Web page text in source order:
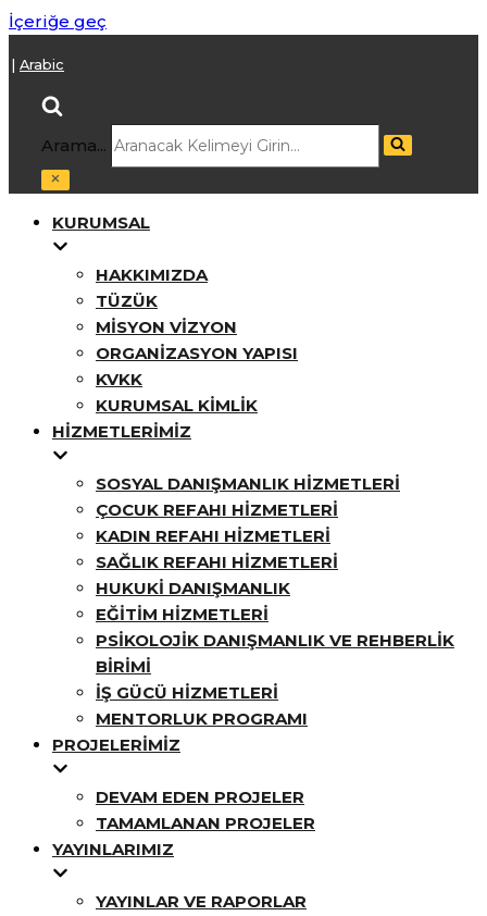
İçeriğe geç
Arabic
Arama...
KURUMSAL
HAKKIMIZDA
TÜZÜK
MISYON VIZYON
ORGANIZASYON YAPISI
KVKK
KURUMSAL KIMLIK
HIZMETLERIMIZ
SOSYAL DANIŞMANLIK HIZMETLERI
ÇOCUK REFAHI HIZMETLERI
KADIN REFAHI HIZMETLERI
SAĞLIK REFAHI HIZMETLERI
HUKUKI DANIŞMANLIK
EĞITIM HIZMETLERI
PSIKOLOJIK DANIŞMANLIK VE REHBERLIK
BIRIMI
İŞ GÜCÜ HIZMETLERI
MENTORLUK PROGRAMI
PROJELERIMIZ
DEVAM EDEN PROJELER
TAMAMLANAN PROJELER
YAYINLARIMIZ
YAYINLAR VE RAPORLAR